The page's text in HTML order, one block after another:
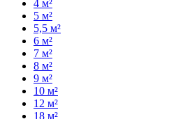
4 м²
5 м²
5,5 м²
6 м²
7 м²
8 м²
9 м²
10 м²
12 м²
18 м²